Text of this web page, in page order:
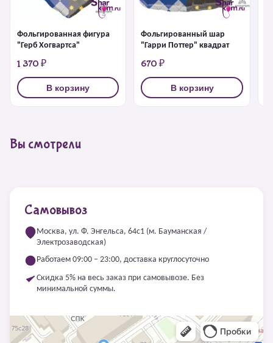
Фольгированная фигура
"Герб Хогвартса"
1 370 ₽
В корзину
Фольгированный шар
"Гарри Поттер" квадрат
670 ₽
В корзину
Вы смотрели
Самовывоз
Москва, ул. Ф. Энгельса, 64с1 (м. Бауманская /
Электрозаводская)
Работаем 09:00 – 23:00, доставка круглосуточно
Скидка 5% на весь заказ при самовывозе. Без
минимальной суммы.